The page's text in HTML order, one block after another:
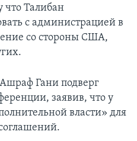
что Талибан
с администрацией в
со стороны США,
Гани подверг
заявив, что у
власти» для